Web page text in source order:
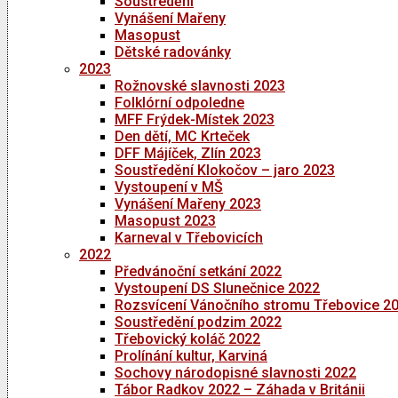
Vynášení Mařeny
Masopust
Dětské radovánky
2023
Rožnovské slavnosti 2023
Folklórní odpoledne
MFF Frýdek-Místek 2023
Den dětí, MC Krteček
DFF Májíček, Zlín 2023
Soustředění Klokočov – jaro 2023
Vystoupení v MŠ
Vynášení Mařeny 2023
Masopust 2023
Karneval v Třebovicích
2022
Předvánoční setkání 2022
Vystoupení DS Slunečnice 2022
Rozsvícení Vánočního stromu Třebovice
Soustředění podzim 2022
Třebovický koláč 2022
Prolínání kultur, Karviná
Sochovy národopisné slavnosti 2022
Tábor Radkov 2022 – Záhada v Británii